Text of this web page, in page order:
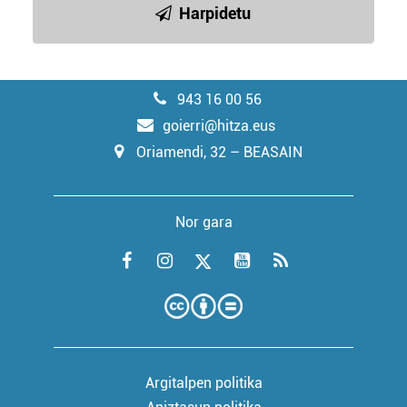
Harpidetu
943 16 00 56
goierri@hitza.eus
Oriamendi, 32 – BEASAIN
Nor gara
Argitalpen politika